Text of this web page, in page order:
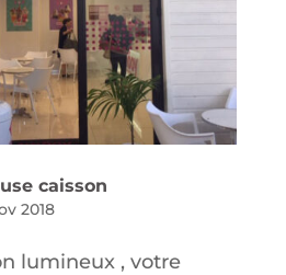
caisson
2018
lumineux , votre